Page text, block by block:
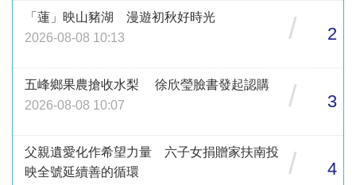
「蓮」映山豬湖 漫遊初秋好時光
2026-08-08 10:13
/ 2
五峰鄉果農搶收水梨 徐欣瑩臉書發起認購
2026-08-08 10:07
/ 3
父親遺愛化作希望力量 六子女捐贈家扶南投
映全號延續善的循環
/ 4